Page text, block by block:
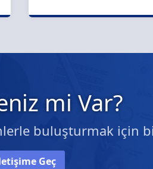
mi Var?
buluşturmak için
Geç